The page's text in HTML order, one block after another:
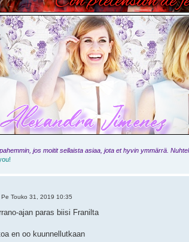
jos moitit sellaista asiaa, jota et hyvin ymmärrä.
Pe Touko 31, 2019 10:35
ajan paras biisi Franilta
en oo kuunnellutkaan